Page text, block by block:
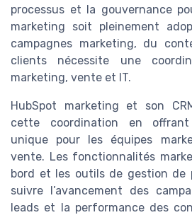
processus et la gouvernance
marketing soit pleinement
campagnes marketing, du
clients nécessite une
marketing, vente et IT.
HubSpot marketing et son
cette coordination en
unique pour les équipes
vente. Les fonctionnalités
bord et les outils de gestion
suivre l’avancement des
leads et la performance des